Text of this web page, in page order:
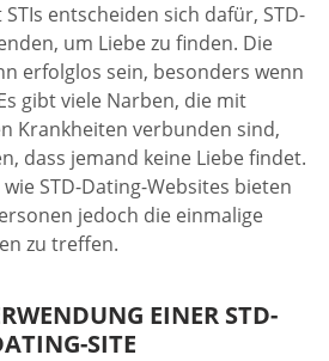
entscheiden sich dafür, STD-
um Liebe zu finden. Die
erfolglos sein, besonders wenn
gibt viele Narben, die mit
Krankheiten verbunden sind,
dass jemand keine Liebe findet.
STD-Dating-Websites bieten
jedoch die einmalige
zu treffen.
EINER STD-
SITE